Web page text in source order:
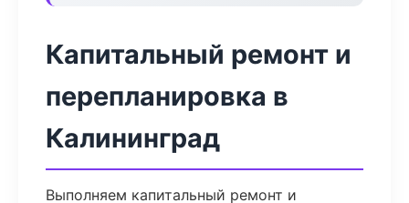
Капитальный ремонт и
перепланировка в
Калининград
Выполняем капитальный ремонт и